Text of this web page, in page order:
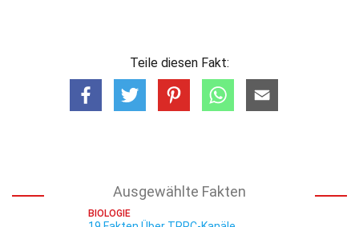
Teile diesen Fakt:
Ausgewählte Fakten
BIOLOGIE